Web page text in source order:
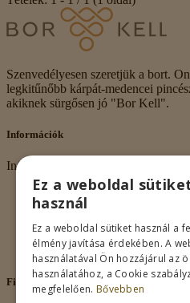
Szenvedélyesen szeretjük a bort.
legkitűnőbb kárpát-medencei
akiknek sürgősen jó "Bor Kell".
Információk
Információk
Rólunk
Adatkezelés
Vásárlási feltételek
Nagykereskedelem
Kapcsolat
Fiókom
Ez a weboldal
használ
Ez a weboldal sütiket használ a
élmény javítása érdekében. A
használatával Ön hozzájárul az
használatához, a Cookie
megfelelően. Bővebben